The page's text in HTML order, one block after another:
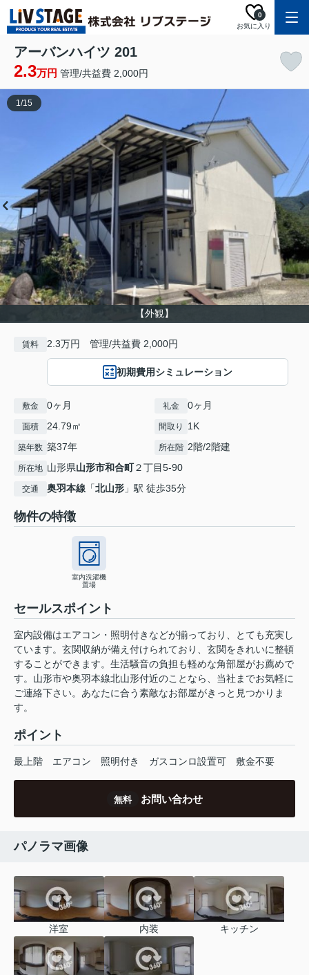
お気に入り
0
アーバンハイツ 201
2.3万円 管理/共益費 2,000円
【外観】
1/15
賃料 2.3万円 管理/共益費 2,000円
初期費用シミュレーション
敷金 0ヶ月 礼金 0ヶ月
面積 24.79㎡ 間取り 1K
築年数 築37年 所在階 2階/2階建
所在地 山形県山形市和合町２丁目5-90
交通 奥羽本線 「北山形 」駅 徒歩35分
物件の特徴
室内洗濯機
置場
セールスポイント
室内設備はエアコン・照明付きなどが揃っており、とても充実し
ています。玄関収納が備え付けられており、玄関をきれいに整頓
することができます。生活騒音の負担も軽めな角部屋がお薦めで
す。山形市や奥羽本線北山形付近のことなら、当社までお気軽に
ご連絡下さい。あなたに合う素敵なお部屋がきっと見つかりま
す。
ポイント
最上階 エアコン 照明付き ガスコンロ設置可 敷金不要
無料 お問い合わせ
パノラマ画像
洋室 内装 キッチン